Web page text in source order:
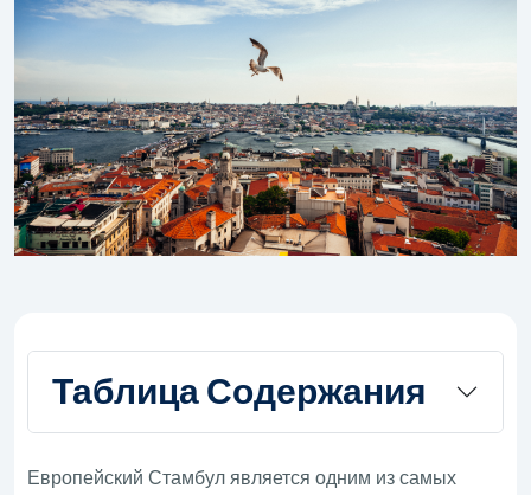
Таблица Содержания
Европейский Стамбул является одним из самых